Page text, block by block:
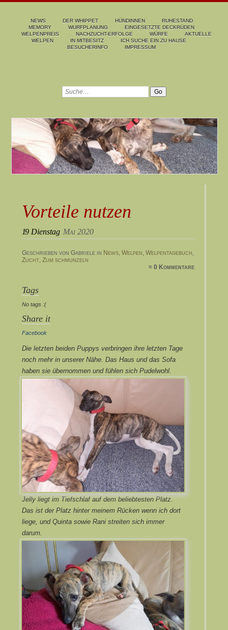
NEWS DER WHIPPET HÜNDINNEN
RUHESTAND
MEMORY
WURFPLANUNG
EINGESETZTE DECKRÜDEN
WELPENPREIS
NACHZUCHT-ERFOLGE WÜRFE
AKTUELLE
WELPEN
IN MITBESITZ
ICH SUCHE EIN ZU HAUSE
BESUCHERINFO
IMPRESSUM
Vorteile nutzen
19 Dienstag Mai 2020
Geschrieben von Gabriele in News, Welpen, Welpentagebuch,
Zucht, Zum schmunzeln
≈ 0 Kommentare
Tags
No tags :(
Share it
Facebook
Die letzten beiden Puppys verbringen ihre letzten Tage
noch mehr in unserer Nähe. Das Haus und das Sofa
haben sie übernommen und fühlen sich Pudelwohl.
Jelly liegt im Tiefschlaf auf dem beliebtesten Platz.
Das ist der Platz hinter meinem Rücken wenn ich dort
liege, und Quinta sowie Rani streiten sich immer
darum.